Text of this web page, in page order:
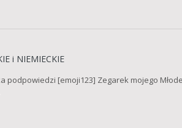
i NIEMIECKIE
podpowiedzi [emoji123] Zegarek mojego